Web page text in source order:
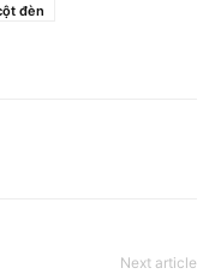
đèn
Next article